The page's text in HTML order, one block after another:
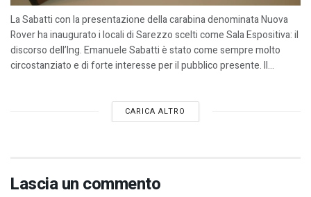
La Sabatti con la presentazione della carabina denominata Nuova
Rover ha inaugurato i locali di Sarezzo scelti come Sala Espositiva: il
discorso dell’Ing. Emanuele Sabatti è stato come sempre molto
circostanziato e di forte interesse per il pubblico presente. Il...
CARICA ALTRO
Lascia un commento